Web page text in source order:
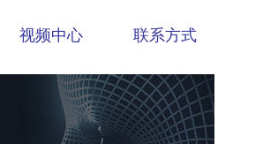
视频中心 联系方式